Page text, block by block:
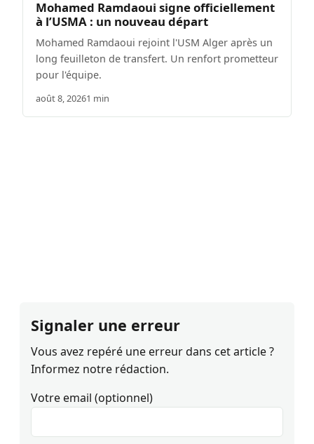
Mohamed Ramdaoui signe officiellement
à l’USMA : un nouveau départ
Mohamed Ramdaoui rejoint l'USM Alger après un
long feuilleton de transfert. Un renfort prometteur
pour l'équipe.
août 8, 20261 min
Signaler une erreur
Vous avez repéré une erreur dans cet article ?
Informez notre rédaction.
Votre email (optionnel)